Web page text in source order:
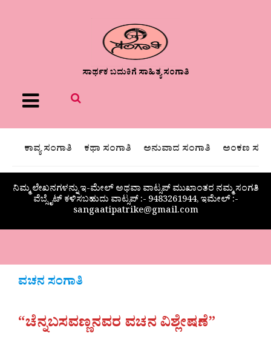
ಸಾರ್ಥಕ ಬದುಕಿಗೆ ಸಾಹಿತ್ಯ ಸಂಗಾತಿ
Menu
ಕಾವ್ಯ ಸಂಗಾತಿ ಕಥಾ ಸಂಗಾತಿ ಅನುವಾದ ಸಂಗಾತಿ ಅಂಕಣ
ನಿಮ್ಮ ಲೇಖನಗಳನ್ನು ಇ-ಮೇಲ್ ಅಥವಾ ವಾಟ್ಸಪ್ ಮುಖಾಂತರ ನಮ್ಮ ಸಂಗತಿ
ವೆಬ್ಸೈಟ್ ಕಳಿಸಬಹುದು ವಾಟ್ಸಪ್‌ :- 9483261944, ಇಮೇಲ್ :-
sangaatipatrike@gmail.com
ವಚನ ಸಂಗಾತಿ
“ಚೆನ್ನಬಸವಣ್ಣನವರ ವಚನ ವಿಶ್ಲೇಷಣೆ”